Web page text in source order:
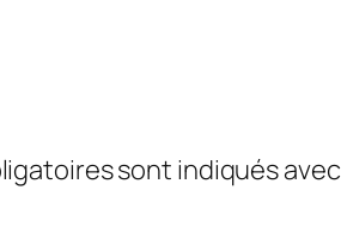
sont indiqués